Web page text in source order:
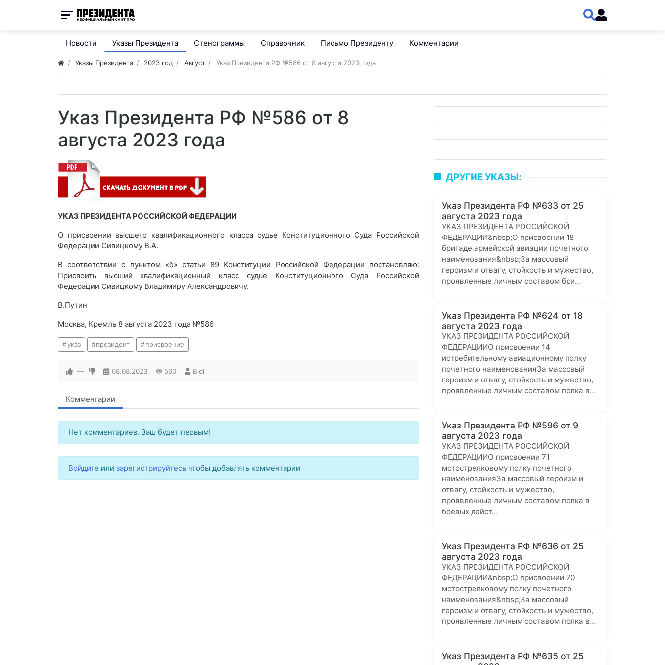
Новости Указы Президента Стенограммы Справочник Письмо Президенту Комментарии
Указы Президента 2023 год Август Указ Президента РФ №586 от 8 августа 2023 года
Указ Президента РФ №586 от 8
августа 2023 года
УКАЗ ПРЕЗИДЕНТА РОССИЙСКОЙ ФЕДЕРАЦИИ
О присвоении высшего квалификационного класса судье Конституционного Суда Российской
Федерации Сивицкому В.А.
В соответствии с пунктом «б» статьи 89 Конституции Российской Федерации постановляю:
Присвоить высший квалификационный класс судье Конституционного Суда Российской
Федерации Сивицкому Владимиру Александровичу.
В.Путин
Москва, Кремль 8 августа 2023 года №586
указ президент присвоение
— 08.08.2023 560 Biol
Комментарии
Нет комментариев. Ваш будет первым!
Войдите или зарегистрируйтесь чтобы добавлять комментарии
ДРУГИЕ УКАЗЫ:
Указ Президента РФ №633 от 25
августа 2023 года
УКАЗ ПРЕЗИДЕНТА РОССИЙСКОЙ
ФЕДЕРАЦИИ&nbsp;О присвоении 18
бригаде армейской авиации почетного
наименования&nbsp;За массовый
героизм и отвагу, стойкость и мужество,
проявленные личным составом бри…
Указ Президента РФ №624 от 18
августа 2023 года
УКАЗ ПРЕЗИДЕНТА РОССИЙСКОЙ
ФЕДЕРАЦИИО присвоении 14
истребительному авиационному полку
почетного наименованияЗа массовый
героизм и отвагу, стойкость и мужество,
проявленные личным составом полка в…
Указ Президента РФ №596 от 9
августа 2023 года
УКАЗ ПРЕЗИДЕНТА РОССИЙСКОЙ
ФЕДЕРАЦИИО присвоении 71
мотострелковому полку почетного
наименованияЗа массовый героизм и
отвагу, стойкость и мужество,
проявленные личным составом полка в
боевых дейст…
Указ Президента РФ №636 от 25
августа 2023 года
УКАЗ ПРЕЗИДЕНТА РОССИЙСКОЙ
ФЕДЕРАЦИИ&nbsp;О присвоении 70
мотострелковому полку почетного
наименования&nbsp;За массовый
героизм и отвагу, стойкость и мужество,
проявленные личным составом полка в…
Указ Президента РФ №635 от 25